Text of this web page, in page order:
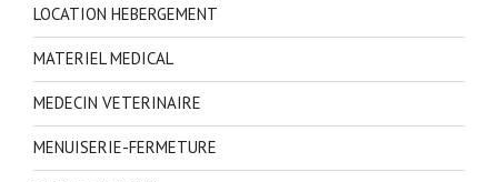
LOCATION HEBERGEMENT
MATERIEL MEDICAL
MEDECIN VETERINAIRE
MENUISERIE-FERMETURE